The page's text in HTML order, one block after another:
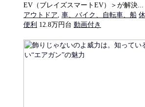
EV（ブレイズスマートEV）＞が解決...
アウトドア, 車、バイク、自転車、船
便利 12.8万円台 動画付き